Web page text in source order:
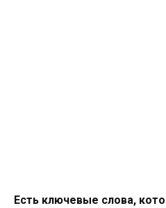
Есть ключевые слова,